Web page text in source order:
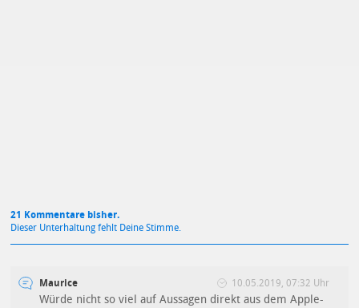
21 Kommentare bisher.
Dieser Unterhaltung fehlt Deine Stimme.
Maurice 10.05.2019, 07:32 Uhr
Würde nicht so viel auf Aussagen direkt aus dem Apple-